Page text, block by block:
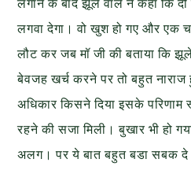
लगवा देगा। वो खुश हो गए और एक
लौट कर जब मॉ जी की बताया कि
बेवजह खर्च करने पर तो बहुत
अधिकार किसने दिया इसके
रहने की सजा मिली। बुखार भी हो
अलग। पर ये बात बहुत बडा सबक दे